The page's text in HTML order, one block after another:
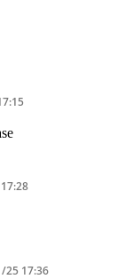
25 17:36